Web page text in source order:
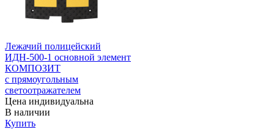
Лежачий полицейский
ИДН-500-1 основной элемент
КОМПОЗИТ
с прямоугольным
светоотражателем
Цена индивидуальна
В наличии
Купить